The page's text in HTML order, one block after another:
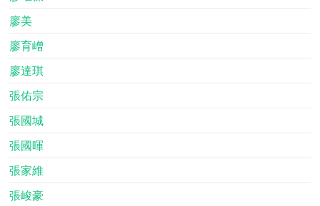
廖美
廖育嶒
廖達琪
張佑宗
張國城
張國暉
張家維
張峻豪